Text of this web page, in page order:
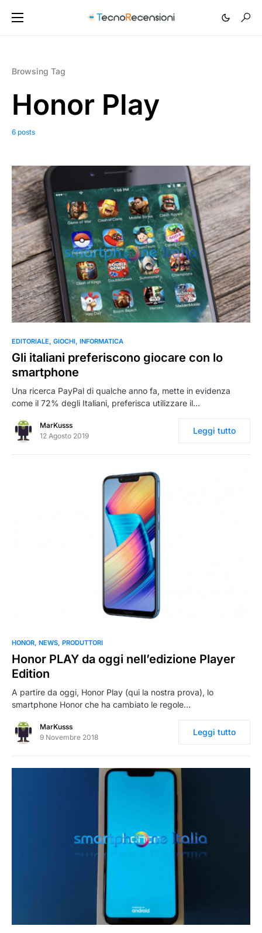
Browsing Tag
Honor Play
6 posts
0
EDITORIALE GIOCHI INFORMATICA
Gli italiani preferiscono giocare con lo
smartphone
Una ricerca PayPal di qualche anno fa, mette in evidenza
come il 72% degli Italiani, preferisca utilizzare il…
MarKusss
12 Agosto 2019
Leggi tutto
0
HONOR NEWS PRODUTTORI
Honor PLAY da oggi nell’edizione Player
Edition
A partire da oggi, Honor Play (qui la nostra prova), lo
smartphone Honor che ha cambiato le regole…
MarKusss
9 Novembre 2018
Leggi tutto